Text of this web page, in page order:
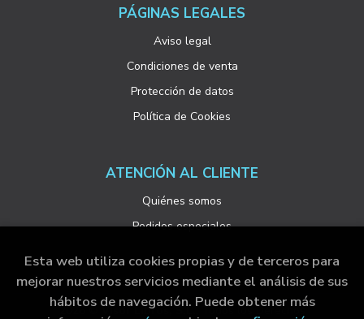
PÁGINAS LEGALES
Aviso legal
Condiciones de venta
Protección de datos
Política de Cookies
ATENCIÓN AL CLIENTE
Quiénes somos
Pedidos especiales
2026 ©Visor Libros, S.L. . Todos los Derechos
Esta web utiliza cookies propias y de terceros para
mejorar nuestros servicios mediante el análisis de sus
hábitos de navegación. Puede obtener más